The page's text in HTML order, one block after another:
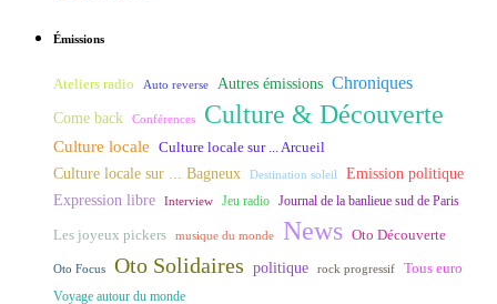
Émissions
Ateliers radio Auto reverse Autres émissions Chroniques
Come back Conférences Culture & Découverte
Culture locale Culture locale sur ... Arcueil
Culture locale sur ... Bagneux Destination soleil Emission politique
Expression libre Interview Jeu radio Journal de la banlieue sud de Paris
Les joyeux pickers musique du monde News Oto Découverte
Oto Focus Oto Solidaires politique rock progressif Tous euro
Voyage autour du monde